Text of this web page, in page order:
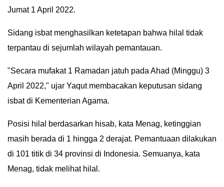
HIBURAN
GALLERY
OPINI
ADVERTORIAL
INDEKS
Jumat 1 April 2022.
Sidang isbat menghasilkan ketetapan bahwa hilal tidak
terpantau di sejumlah wilayah pemantauan.
"Secara mufakat 1 Ramadan jatuh pada Ahad (Minggu) 3
April 2022," ujar Yaqut membacakan keputusan sidang
isbat di Kementerian Agama.
Posisi hilal berdasarkan hisab, kata Menag, ketinggian
masih berada di 1 hingga 2 derajat. Pemantuaan dilakukan
di 101 titik di 34 provinsi di Indonesia. Semuanya, kata
Menag, tidak melihat hilal.